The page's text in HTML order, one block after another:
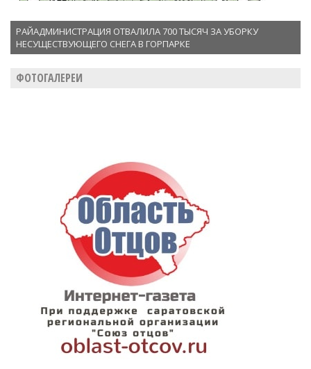
РАЙАДМИНИСТРАЦИЯ ОТВАЛИЛА 700 ТЫСЯЧ ЗА УБОРКУ
НЕСУЩЕСТВУЮЩЕГО СНЕГА В ГОРПАРКЕ
ФОТОГАЛЕРЕИ